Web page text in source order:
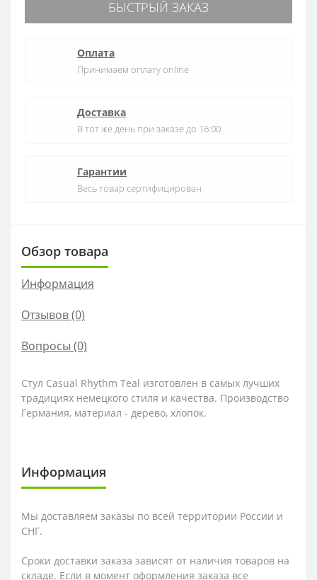
БЫСТРЫЙ ЗАКАЗ
Оплата
Принимаем оплату online
Доставка
В тот же день при заказе до 16:00
Гарантии
Весь товар сертифицирован
Обзор товара
Информация
Отзывов (0)
Вопросы (0)
Стул Casual Rhythm Teal изготовлен в самых лучших
традициях немецкого стиля и качества. Производство
Германия, материал - дерево, хлопок.
Информация
Мы доставляем заказы по всей территории России и
СНГ.
Сроки доставки заказа зависят от наличия товаров на
складе. Если в момент оформления заказа все